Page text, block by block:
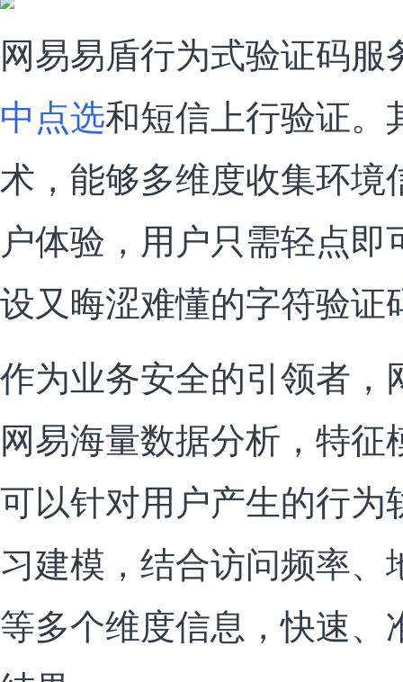
网易易盾行为式验证码服
中点选和短信上行验证。
术，能够多维度收集环境
户体验，用户只需轻点
设又晦涩难懂的字符验证
作为业务安全的引领者，
网易海量数据分析，特
可以针对用户产生的行为
习建模，结合访问频率
等多个维度信息，快速